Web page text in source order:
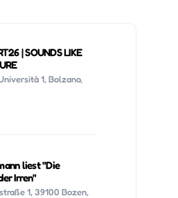
| SOUNDS LIKE
1, Bolzano,
liest "Die
Irren"
1, 39100 Bozen,